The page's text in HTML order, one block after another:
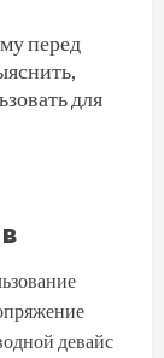
перед
для
девайс